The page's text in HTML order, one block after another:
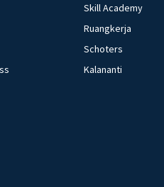
Skill Academy
Ruangkerja
Schoters
Kalananti